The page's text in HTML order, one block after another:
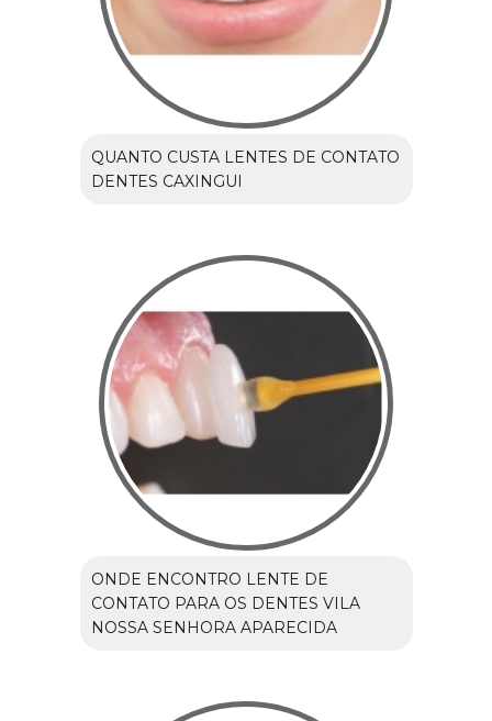
QUANTO CUSTA LENTES DE CONTATO
DENTES CAXINGUI
ONDE ENCONTRO LENTE DE
CONTATO PARA OS DENTES VILA
NOSSA SENHORA APARECIDA